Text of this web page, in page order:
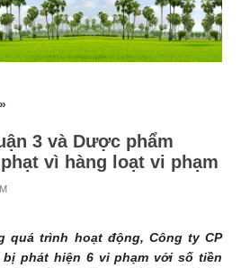
»
3 và Dược phẩm
vì hàng loạt vi phạm
quá trình hoạt động, Công ty CP
bị phát hiện 6 vi phạm với số tiền